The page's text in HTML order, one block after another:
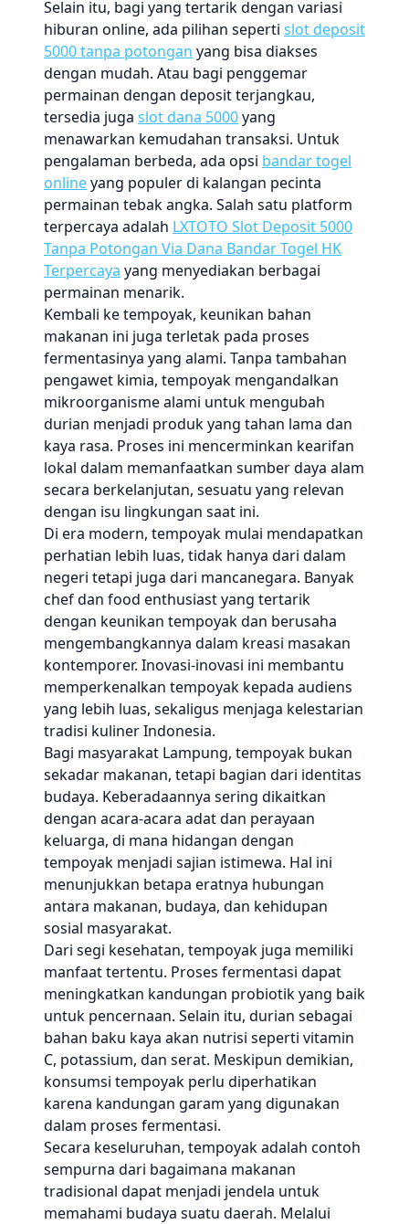
Selain itu, bagi yang tertarik dengan variasi
hiburan online, ada pilihan seperti slot deposit
5000 tanpa potongan yang bisa diakses
dengan mudah. Atau bagi penggemar
permainan dengan deposit terjangkau,
tersedia juga slot dana 5000yang
menawarkan kemudahan transaksi. Untuk
pengalaman berbeda, ada opsi bandar togel
onlineyang populer di kalangan pecinta
permainan tebak angka. Salah satu platform
terpercaya adalah LXTOTO Slot Deposit 5000
Tanpa Potongan Via Dana Bandar Togel HK
Terpercaya yang menyediakan berbagai
permainan menarik.
Kembali ke tempoyak, keunikan bahan
makanan ini juga terletak pada proses
fermentasinya yang alami. Tanpa tambahan
pengawet kimia, tempoyak mengandalkan
mikroorganisme alami untuk mengubah
durian menjadi produk yang tahan lama dan
kaya rasa. Proses ini mencerminkan kearifan
lokal dalam memanfaatkan sumber daya alam
secara berkelanjutan, sesuatu yang relevan
dengan isu lingkungan saat ini.
Di era modern, tempoyak mulai mendapatkan
perhatian lebih luas, tidak hanya dari dalam
negeri tetapi juga dari mancanegara. Banyak
chef dan food enthusiast yang tertarik
dengan keunikan tempoyak dan berusaha
mengembangkannya dalam kreasi masakan
kontemporer. Inovasi-inovasi ini membantu
memperkenalkan tempoyak kepada audiens
yang lebih luas, sekaligus menjaga kelestarian
tradisi kuliner Indonesia.
Bagi masyarakat Lampung, tempoyak bukan
sekadar makanan, tetapi bagian dari identitas
budaya. Keberadaannya sering dikaitkan
dengan acara-acara adat dan perayaan
keluarga, di mana hidangan dengan
tempoyak menjadi sajian istimewa. Hal ini
menunjukkan betapa eratnya hubungan
antara makanan, budaya, dan kehidupan
sosial masyarakat.
Dari segi kesehatan, tempoyak juga memiliki
manfaat tertentu. Proses fermentasi dapat
meningkatkan kandungan probiotik yang baik
untuk pencernaan. Selain itu, durian sebagai
bahan baku kaya akan nutrisi seperti vitamin
C, potassium, dan serat. Meskipun demikian,
konsumsi tempoyak perlu diperhatikan
karena kandungan garam yang digunakan
dalam proses fermentasi.
Secara keseluruhan, tempoyak adalah contoh
sempurna dari bagaimana makanan
tradisional dapat menjadi jendela untuk
memahami budaya suatu daerah. Melalui